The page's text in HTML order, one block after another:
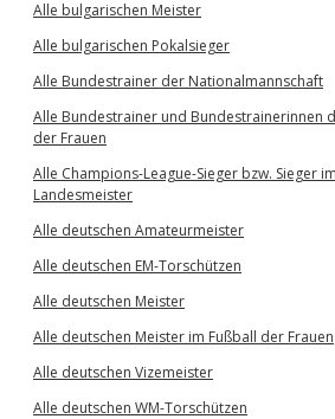
Alle bulgarischen Meister
Alle bulgarischen Pokalsieger
Alle Bundestrainer der Nationalmannschaft
Alle Bundestrainer und Bundestrainerinnen
der Frauen
Alle Champions-League-Sieger bzw. Sieger
Landesmeister
Alle deutschen Amateurmeister
Alle deutschen EM-Torschützen
Alle deutschen Meister
Alle deutschen Meister im Fußball der Frauen
Alle deutschen Vizemeister
Alle deutschen WM-Torschützen